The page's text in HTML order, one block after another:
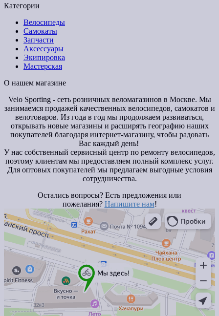
Категории
Велосипеды
Самокаты
Запчасти
Аксессуары
Экипировка
Мастерская
О нашем магазине
Velo Sporting - сеть розничных веломагазинов в Москве. Мы
занимаемся продажей качественных велосипедов, самокатов и
велотоваров. Из года в год мы продолжаем развиваться,
открывать новые магазины и расширять географию наших
покупателей благодаря интернет-магазину, чтобы радовать
Вас каждый день!
У нас собственный сервисный центр по ремонту велосипедов,
поэтому клиентам мы предоставляем полный комплекс услуг.
Для оптовых покупателей мы предлагаем выгодные условия
сотрудничества.
Остались вопросы? Есть предложения или
пожелания? Напишите нам!